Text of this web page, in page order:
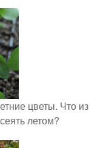
цветы. Что из
летом?